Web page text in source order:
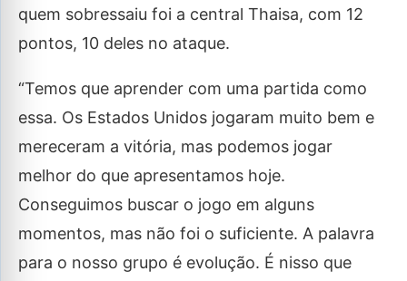
quem sobressaiu foi a central Thaisa, com 12
pontos, 10 deles no ataque.
“Temos que aprender com uma partida como
essa. Os Estados Unidos jogaram muito bem e
mereceram a vitória, mas podemos jogar
melhor do que apresentamos hoje.
Conseguimos buscar o jogo em alguns
momentos, mas não foi o suficiente. A palavra
para o nosso grupo é evolução. É nisso que